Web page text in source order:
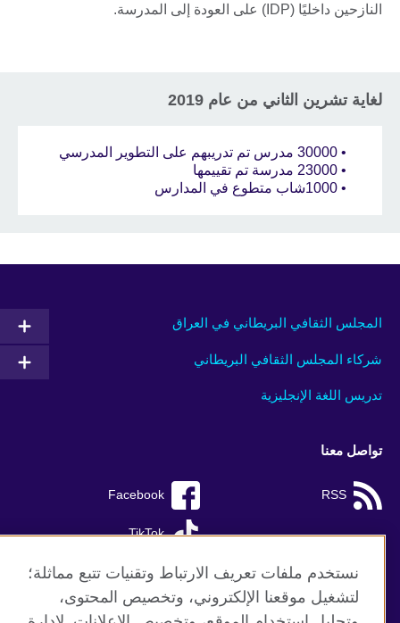
النازحين داخليًا (IDP) على العودة إلى المدرسة.
لغاية تشرين الثاني من عام 2019
• 30000 مدرس تم تدريبهم على التطوير المدرسي
• 23000 مدرسة تم تقييمها
• 1000شاب متطوع في المدارس
المجلس الثقافي البريطاني في العراق
شركاء المجلس الثقافي البريطاني
تدريس اللغة الإنجليزية
تواصل معنا
Facebook RSS
TikTok
نستخدم ملفات تعريف الارتباط وتقنيات تتبع مماثلة؛
لتشغيل موقعنا الإلكتروني، وتخصيص المحتوى،